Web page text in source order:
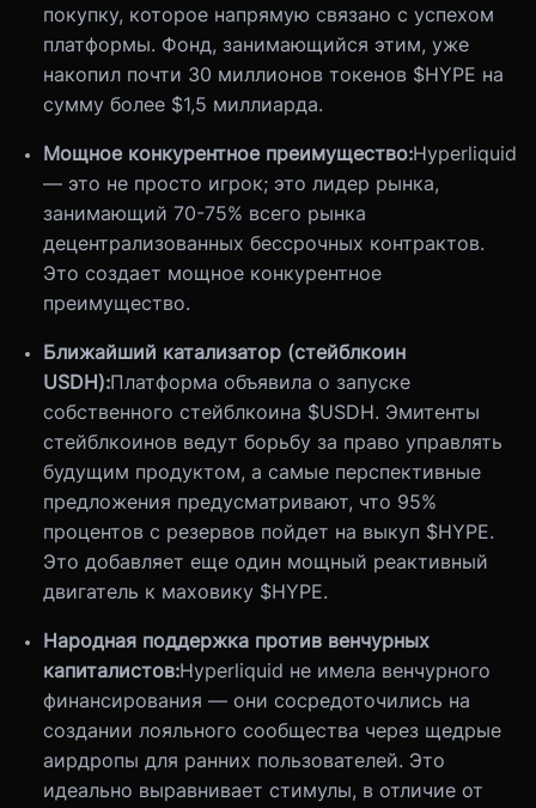
покупку, которое напрямую связано с успехом
платформы. Фонд, занимающийся этим, уже
накопил почти 30 миллионов токенов $HYPE на
сумму более $1,5 миллиарда.
Мощное конкурентное преимущество:Hyperliquid
— это не просто игрок; это лидер рынка,
занимающий 70-75% всего рынка
децентрализованных бессрочных контрактов.
Это создает мощное конкурентное
преимущество.
Ближайший катализатор (стейблкоин
USDH):Платформа объявила о запуске
собственного стейблкоина $USDH. Эмитенты
стейблкоинов ведут борьбу за право управлять
будущим продуктом, а самые перспективные
предложения предусматривают, что 95%
процентов с резервов пойдет на выкуп $HYPE.
Это добавляет еще один мощный реактивный
двигатель к маховику $HYPE.
Народная поддержка против венчурных
капиталистов:Hyperliquid не имела венчурного
финансирования — они сосредоточились на
создании лояльного сообщества через щедрые
аирдропы для ранних пользователей. Это
идеально выравнивает стимулы, в отличие от